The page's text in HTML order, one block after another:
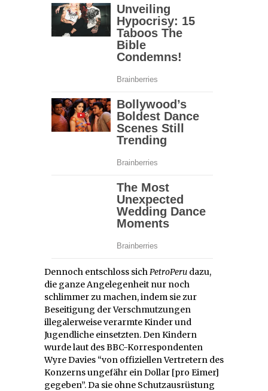
Dennoch entschloss sichPetroPeru dazu,
die ganze Angelegenheit nur noch
schlimmer zu machen, indem sie zur
Beseitigung der Verschmutzungen
illegalerweise verarmte Kinder und
Jugendliche einsetzten. Den Kindern
wurde laut des BBC-Korrespondenten
Wyre Davies “von offiziellen Vertretern des
Konzerns ungefähr ein Dollar [pro Eimer]
gegeben”. Da sie ohne Schutzausrüstung